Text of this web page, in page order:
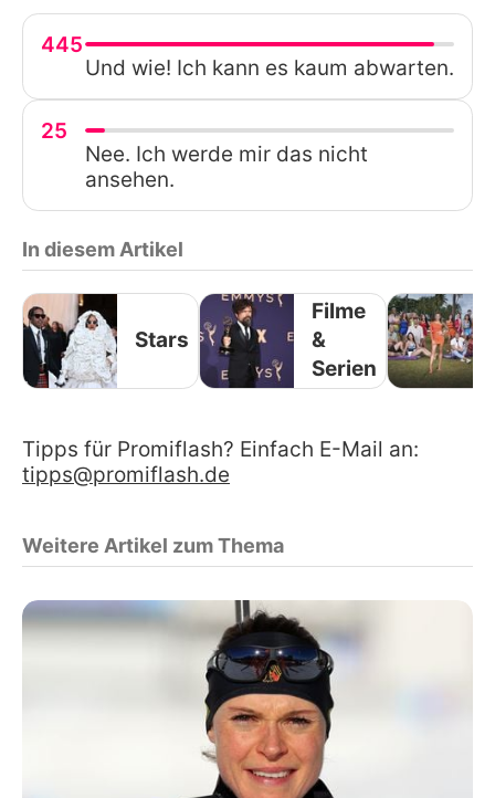
445
Und wie! Ich kann es kaum abwarten.
25
Nee. Ich werde mir das nicht
ansehen.
In diesem Artikel
Stars
Filme
&
Serien
Tipps für Promiflash? Einfach E-Mail an:
tipps@promiflash.de
Weitere Artikel zum Thema